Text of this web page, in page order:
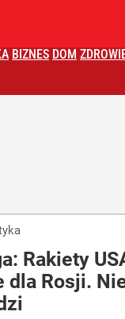
BIZNES DOM
Rakiety
dla Rosji.